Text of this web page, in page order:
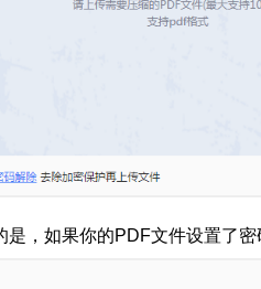
是，如果你的PDF文件设置了